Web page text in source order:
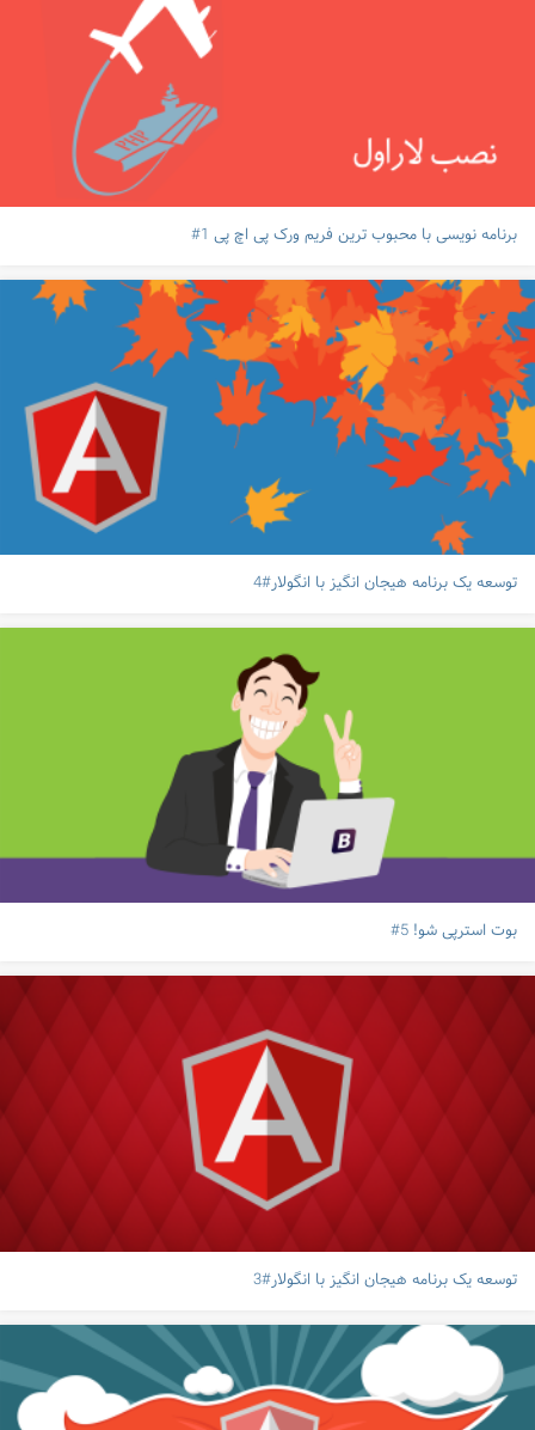
برنامه نویسی با محبوب ترین فریم ورک پی اچ پی 1#
توسعه یک برنامه هیجان انگیز با انگولار#4
بوت استرپی شو! 5#
توسعه یک برنامه هیجان انگیز با انگولار#3